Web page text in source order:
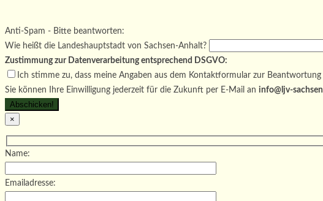
Bitte lasse dieses Feld leer.
Anti-Spam - Bitte beantworten:
Wie heißt die Landeshauptstadt von Sachsen-Anhalt?
Zustimmung zur Datenverarbeitung entsprechend DSGVO:
Ich stimme zu, dass meine Angaben aus dem Kontaktformular zur
Sie können Ihre Einwilligung jederzeit für die Zukunft per E-Mail an info@ljv-
×
Name:
Emailadresse: